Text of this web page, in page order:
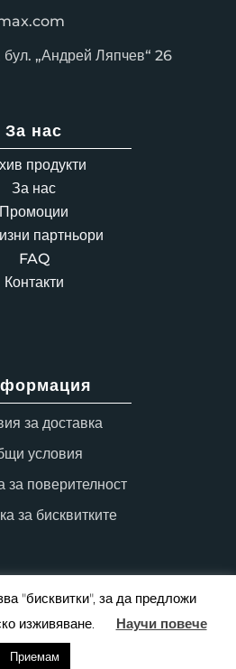
„Андрей Ляпчев“ 26
За нас
продукти
За нас
Промоции
партньори
FAQ
Контакти
за доставка
условия
за поверителност
за бисквитките
2022, Всички права
запазени
"бисквитки", за да предложи
изживяване.
Научи повече
Приемам